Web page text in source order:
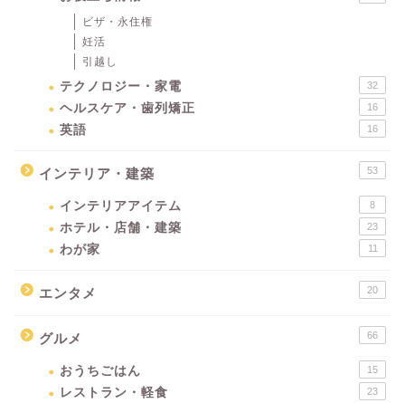
ビザ・永住権
妊活
引越し
テクノロジー・家電 32
ヘルスケア・歯列矯正 16
英語 16
インテリア・建築 53
インテリアアイテム 8
ホテル・店舗・建築 23
わが家 11
エンタメ 20
グルメ 66
おうちごはん 15
レストラン・軽食 23